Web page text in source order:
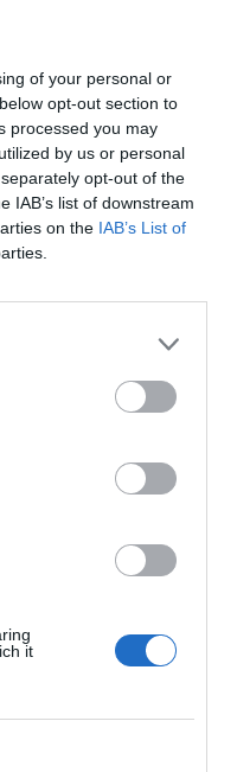
of your personal or
opt-out section to
processed you may
by us or personal
opt-out of the
IAB’s list of downstream
on the IAB’s List of
it